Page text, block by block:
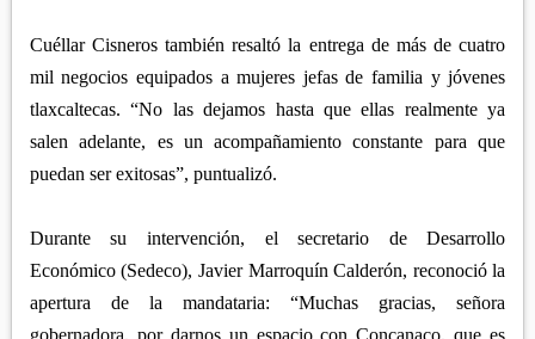
Cuéllar Cisneros también resaltó la entrega de más de cuatro
mil negocios equipados a mujeres jefas de familia y jóvenes
tlaxcaltecas. “No las dejamos hasta que ellas realmente ya
salen adelante, es un acompañamiento constante para que
puedan ser exitosas”, puntualizó.
Durante su intervención, el secretario de Desarrollo
Económico (Sedeco), Javier Marroquín Calderón, reconoció la
apertura de la mandataria: “Muchas gracias, señora
gobernadora, por darnos un espacio con Concanaco, que es